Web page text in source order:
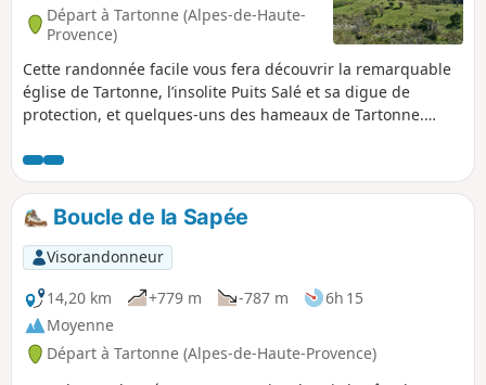
Départ à Tartonne (Alpes-de-Haute-
Provence)
Cette randonnée facile vous fera découvrir la remarquable
église de Tartonne, l’insolite Puits Salé et sa digue de
protection, et quelques-uns des hameaux de Tartonne.
Clumanc.
Boucle de la Sapée
Visorandonneur
14,20 km
+779 m -787 m
6h 15
Moyenne
Départ à Tartonne (Alpes-de-Haute-Provence)